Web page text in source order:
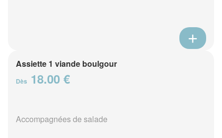
Assiette 1 viande boulgour
Dès 18.00 €
Accompagnées de salade